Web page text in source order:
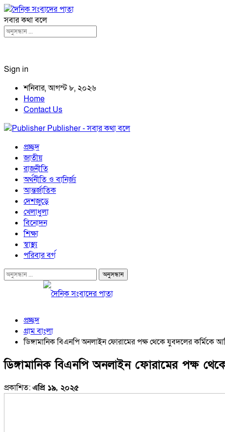
সবার কথা বলে
Sign in
শনিবার, আগস্ট ৮, ২০২৬
Home
Contact Us
Publisher - সবার কথা বলে
প্রচ্ছদ
জাতীয়
রাজনীতি
অর্থনীতি ও বানির্জ্য
আন্তর্জাতিক
দেশজুড়ে
খেলাধুলা
বিনোদন
শিক্ষা
স্বাস্থ্য
পরিবার বর্গ
প্রচ্ছদ
গ্রাম বাংলা
ডিঙ্গামানিক বিএনপি অনলাইন ফোরামের পক্ষ থেকে যুবদলের কর্মিকে
ডিঙ্গামানিক বিএনপি অনলাইন ফোরামের পক্ষ
প্রকাশিত:এপ্রি ১৯, ২০২৫